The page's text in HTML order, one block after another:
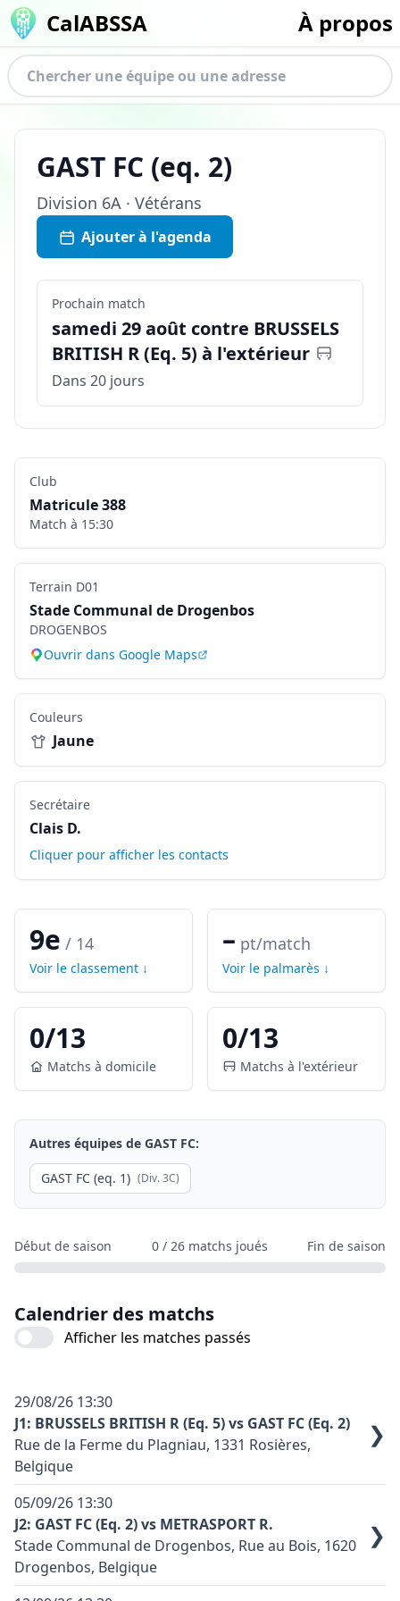
CalABSSA À propos
GAST FC (eq. 2)
Division 6A · Vétérans
Ajouter à l'agenda
Prochain match
samedi 29 août contre BRUSSELS
BRITISH R (Eq. 5) à l'extérieur
Dans 20 jours
Club
Matricule388
Match à 15:30
Terrain D01
Stade Communal de Drogenbos
DROGENBOS
Ouvrir dans Google Maps
Couleurs
Jaune
Secrétaire
Clais D.
Cliquer pour afficher les contacts
9e / 14
Voir le classement ↓
– pt/match
Voir le palmarès ↓
0/13
Matchs à domicile
0/13
Matchs à l'extérieur
Autres équipes de GAST FC:
GAST FC (eq. 1) (Div.3C)
Début de saison 0/ 26matchs joués Fin de saison
Calendrier des matchs
Afficher les matches passés
29/08/26 13:30
J1: BRUSSELS BRITISH R (Eq. 5) vs GAST FC (Eq. 2)
Rue de la Ferme du Plagniau, 1331 Rosières,
Belgique
❯
Terrain synthétique: oui
Code terrain: R02
Couleur principale équipe domicile: Blanc
Couleur principale équipe exterieure: Jaune
05/09/26 13:30
J2: GAST FC (Eq. 2) vs METRASPORT R.
Stade Communal de Drogenbos, Rue au Bois, 1620
Drogenbos, Belgique
❯
Terrain synthétique: non